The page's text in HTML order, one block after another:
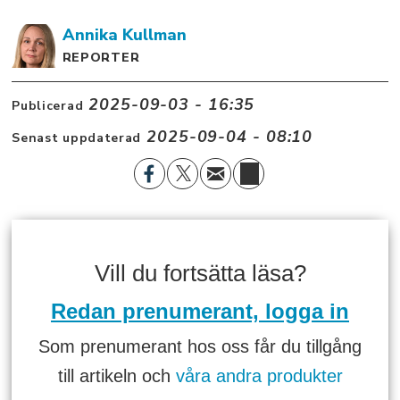
Annika Kullman
REPORTER
Publicerad 2025-09-03 - 16:35
Senast uppdaterad 2025-09-04 - 08:10
Vill du fortsätta läsa?
Redan prenumerant, logga in
Som prenumerant hos oss får du tillgång
till artikeln och våra andra produkter